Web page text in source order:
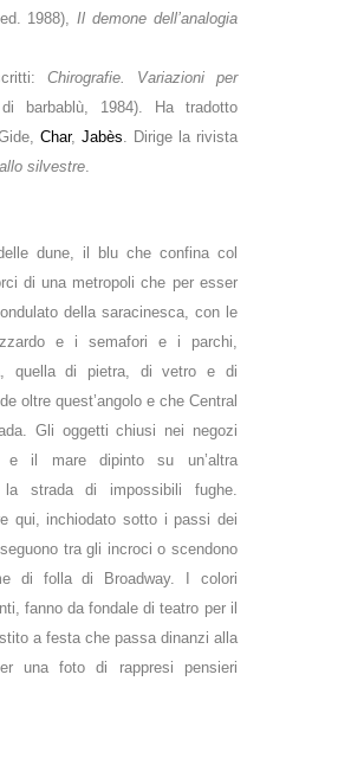
1988),Il demone dell’analogia
Chirografie. Variazioni per
barbablù, 1984). Ha tradotto
Char, Jabès . Dirige la rivista
silvestre
dune, il blu che confina col
di una metropoli che per esser
della saracinesca, con le
e i semafori e i parchi,
quella di pietra, di vetro e di
oltre quest’angolo e che Central
Gli oggetti chiusi nei negozi
e il mare dipinto su un’altra
la strada di impossibili fughe.
qui, inchiodato sotto i passi dei
tra gli incroci o scendono
di folla di Broadway. I colori
fanno da fondale di teatro per il
a festa che passa dinanzi alla
una foto di rappresi pensieri